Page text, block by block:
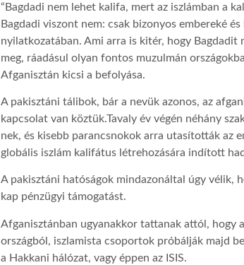
“Bagdadi nem lehet kalifa, mert az iszlámban a
Bagdadi viszont nem: csak bizonyos embereké
nyilatkozatában. Ami arra is kitér, hogy Bagdadit
meg, ráadásul olyan fontos muzulmán
Afganisztán kicsi a befolyása.
A pakisztáni tálibok, bár a nevük azonos, az
kapcsolat van köztük.Tavaly év végén néhány
nek, és kisebb parancsnokok arra utasították az
globális iszlám kalifátus létrehozására indított
A pakisztáni hatóságok mindazonáltal úgy vélik,
kap pénzügyi támogatást.
Afganisztánban ugyanakkor tattanak attól, hogy
országból, iszlamista csoportok próbálják majd
a Hakkani hálózat, vagy éppen az ISIS.